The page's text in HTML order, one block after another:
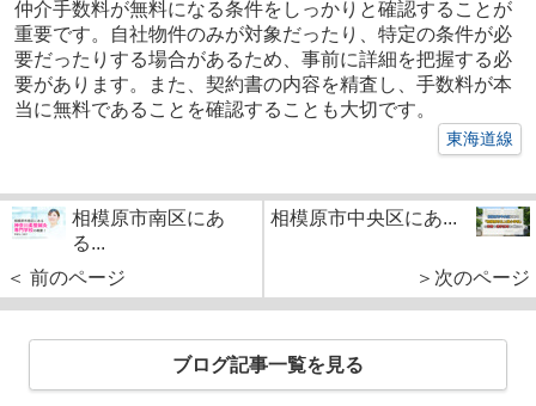
仲介手数料が無料になる条件をしっかりと確認することが
重要です。自社物件のみが対象だったり、特定の条件が必
要だったりする場合があるため、事前に詳細を把握する必
要があります。また、契約書の内容を精査し、手数料が本
当に無料であることを確認することも大切です。
東海道線
相模原市南区にあ
る...
＜ 前のページ
相模原市中央区にあ...
＞次のページ
ブログ記事一覧を見る